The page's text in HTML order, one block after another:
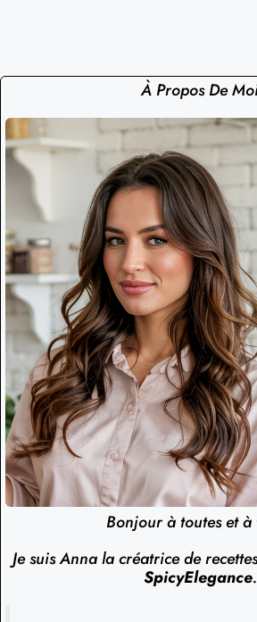
À Propos De
Bonjour à toutes et à
Je suis Anna la créatrice de
SpicyElegance.